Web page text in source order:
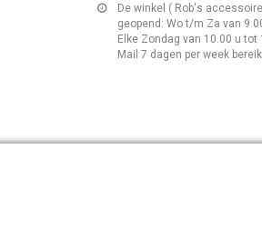
De winkel ( Rob's
geopend: Wo t/m Za van
Elke Zondag van 10.00 u tot
Mail 7 dagen per week